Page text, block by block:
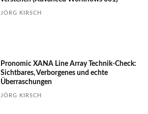
JÖRG KIRSCH
Pronomic XANA Line Array Technik-Check:
Sichtbares, Verborgenes und echte
Überraschungen
JÖRG KIRSCH